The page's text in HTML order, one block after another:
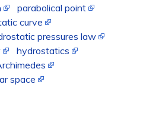
parabolical point
curve
pressures law
hydrostatics
space